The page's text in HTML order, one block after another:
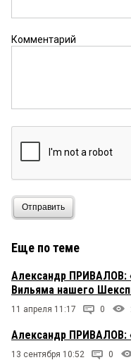
Комментарий
Отправить
Еще по теме
Александр ПРИВАЛОВ:
Вильяма нашего
11 апреля 11:17 0
Александр ПРИВАЛОВ:
13 сентября 10:52 0